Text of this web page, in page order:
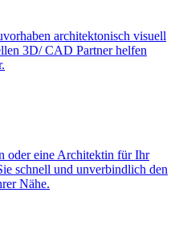
architektonisch visuell
3D/ CAD Partner helfen
oder eine Architektin für Ihr
schnell und unverbindlich den
Nähe.